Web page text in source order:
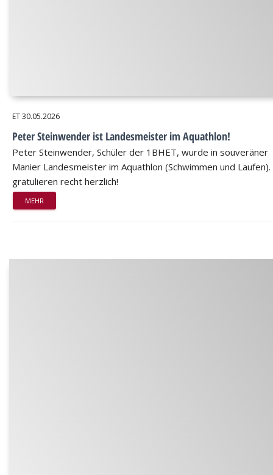
ET30.05.2026
Peter Steinwender ist Landesmeister im Aquathlon!
Peter Steinwender, Schüler der 1BHET, wurde in souveräner
Manier Landesmeister im Aquathlon (Schwimmen und Laufen).
gratulieren recht herzlich!
MEHR